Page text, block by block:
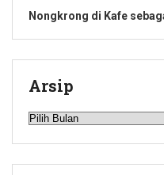
Nongkrong di Kafe
Arsip
Arsip